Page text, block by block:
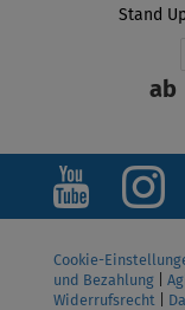
Stand
ab
Cookie-
und Bezahlung
Widerrufsrecht